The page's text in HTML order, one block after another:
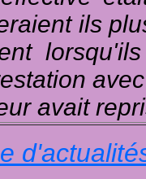
ils
avait